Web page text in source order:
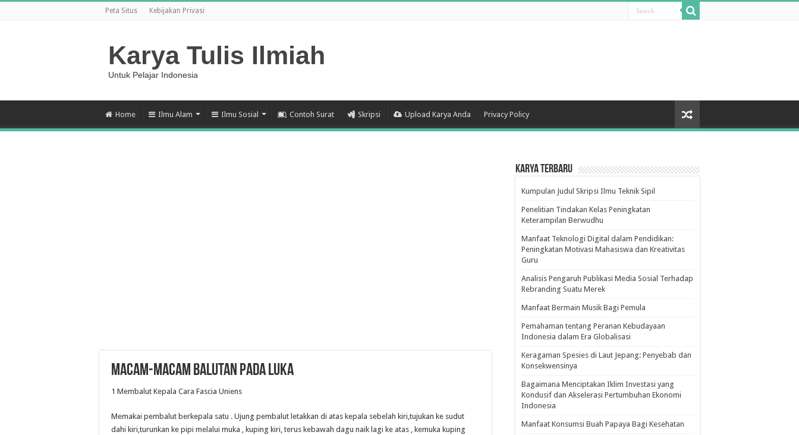
Peta Situs Kebijakan Privasi
Karya Tulis Ilmiah
Untuk Pelajar Indonesia
Home Ilmu Alam Ilmu Sosial Contoh Surat Skripsi Upload Karya Anda Privacy Policy
Macam-Macam Balutan Pada Luka
1 Membalut Kepala Cara Fascia Uniens
Memakai pembalut berkepala satu . Ujung pembalut letakkan di atas kepala sebelah kiri,tujukan ke sudut
dahi kiri,turunkan ke pipi melalui muka , kuping kiri, terus kebawah dagu naik lagi ke atas , kemuka kuping
Karya Terbaru
Kumpulan Judul Skripsi Ilmu Teknik Sipil
Penelitian Tindakan Kelas Peningkatan
Keterampilan Berwudhu
Manfaat Teknologi Digital dalam Pendidikan:
Peningkatan Motivasi Mahasiswa dan Kreativitas
Guru
Analisis Pengaruh Publikasi Media Sosial Terhadap
Rebranding Suatu Merek
Manfaat Bermain Musik Bagi Pemula
Pemahaman tentang Peranan Kebudayaan
Indonesia dalam Era Globalisasi
Keragaman Spesies di Laut Jepang: Penyebab dan
Konsekwensinya
Bagaimana Menciptakan Iklim Investasi yang
Kondusif dan Akselerasi Pertumbuhan Ekonomi
Indonesia
Manfaat Konsumsi Buah Papaya Bagi Kesehatan